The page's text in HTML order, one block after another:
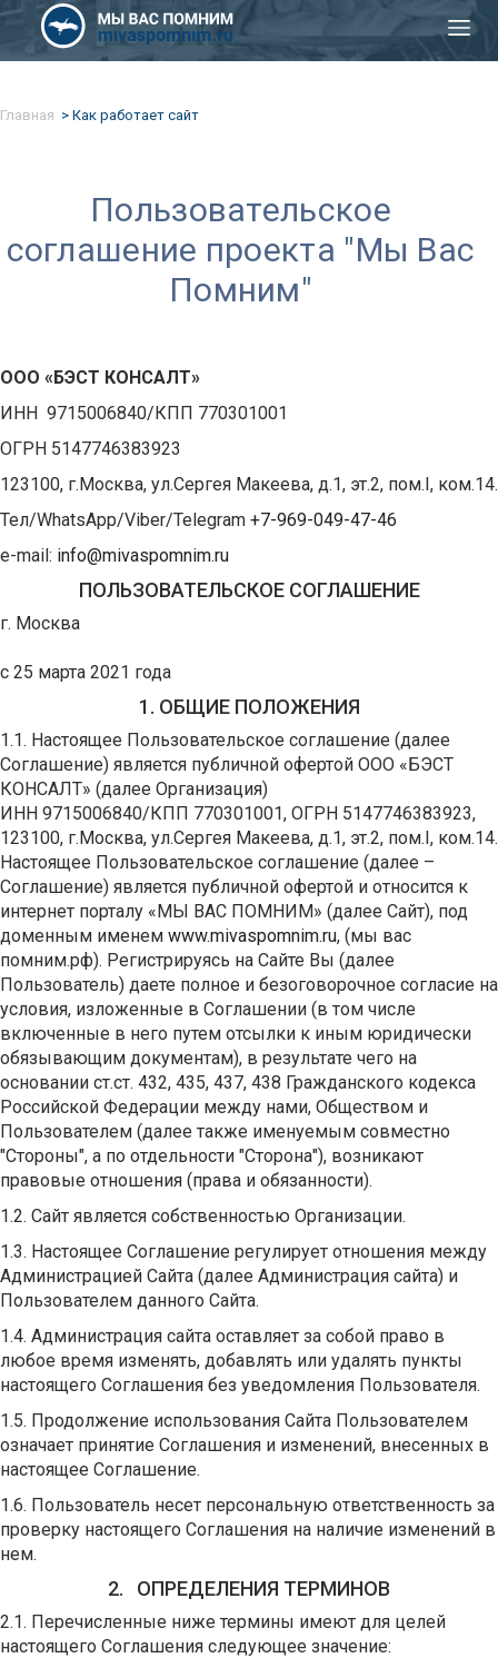
Главная Как работает сайт
Пользовательское
соглашение проекта "Мы Вас
Помним"
ООО «БЭСТ КОНСАЛТ»
ИНН 9715006840/КПП 770301001
ОГРН 5147746383923
123100, г.Москва, ул.Сергея Макеева, д.1, эт.2, пом.I, ком.14.
Тел/WhatsApp/Viber/Telegram +7-969-049-47-46
e-mail: info@mivaspomnim.ru
ПОЛЬЗОВАТЕЛЬСКОЕ СОГЛАШЕНИЕ
г. Москва
с 25 марта 2021 года
1. ОБЩИЕ ПОЛОЖЕНИЯ
1.1. Настоящее Пользовательское соглашение (далее
Соглашение) является публичной офертой ООО «БЭСТ
КОНСАЛТ» (далее Организация)
ИНН 9715006840/КПП 770301001, ОГРН 5147746383923,
123100, г.Москва, ул.Сергея Макеева, д.1, эт.2, пом.I, ком.14.
Настоящее Пользовательское соглашение (далее –
Соглашение) является публичной офертой и относится к
интернет порталу «МЫ ВАС ПОМНИМ» (далее Сайт), под
доменным именем www.mivaspomnim.ru, (мы вас
помним.рф). Регистрируясь на Сайте Вы (далее
Пользователь) даете полное и безоговорочное согласие на
условия, изложенные в Соглашении (в том числе
включенные в него путем отсылки к иным юридически
обязывающим документам), в результате чего на
основании ст.ст. 432, 435, 437, 438 Гражданского кодекса
Российской Федерации между нами, Обществом и
Пользователем (далее также именуемым совместно
"Стороны", а по отдельности "Сторона"), возникают
правовые отношения (права и обязанности).
1.2. Сайт является собственностью Организации.
1.3. Настоящее Соглашение регулирует отношения между
Администрацией Сайта (далее Администрация сайта) и
Пользователем данного Сайта.
1.4. Администрация сайта оставляет за собой право в
любое время изменять, добавлять или удалять пункты
настоящего Соглашения без уведомления Пользователя.
1.5. Продолжение использования Сайта Пользователем
означает принятие Соглашения и изменений, внесенных в
настоящее Соглашение.
1.6. Пользователь несет персональную ответственность за
проверку настоящего Соглашения на наличие изменений в
нем.
2. ОПРЕДЕЛЕНИЯ ТЕРМИНОВ
2.1. Перечисленные ниже термины имеют для целей
настоящего Соглашения следующее значение: